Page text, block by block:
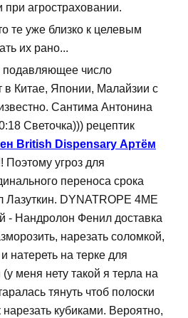
агростраховании.
те уже близко к целевым
их рано...
подавляющее число
в Китае, Японии, Малайзии с
Сантима Антонина
Светочка))) рецептик
British Dispensary Артём
Поэтому угроз для
переноса срока
Лазуткин. DYNATROPE 4ME
- Нандролон Фенил доставка
нарезать соломкой,
натереть на терке для
меня нету такой я терла на
тянуть чтоб полоски
кубиками. Вероятно,